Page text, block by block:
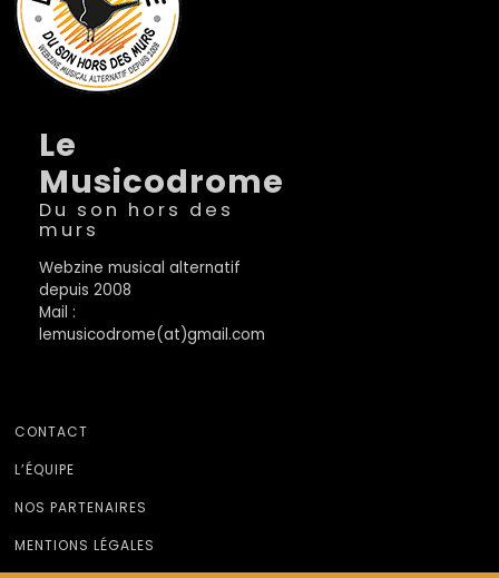
Le
Musicodrome
Du son hors des
murs
Webzine musical alternatif
depuis 2008
Mail :
lemusicodrome(at)gmail.com
CONTACT
L’ÉQUIPE
NOS PARTENAIRES
MENTIONS LÉGALES